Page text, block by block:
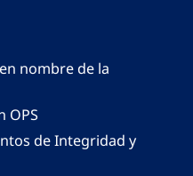
nombre de la
OPS
de Integridad y